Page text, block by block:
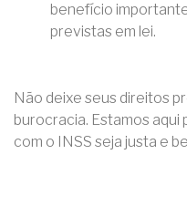
benefício
previstas em lei.
Não deixe seus direitos
burocracia. Estamos aqui
com o INSS seja justa e